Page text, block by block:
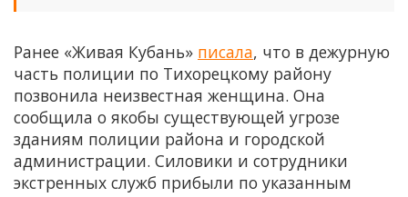
Ранее «Живая Кубань» писала, что в дежурную
часть полиции по Тихорецкому району
позвонила неизвестная женщина. Она
сообщила о якобы существующей угрозе
зданиям полиции района и городской
администрации. Силовики и сотрудники
экстренных служб прибыли по указанным